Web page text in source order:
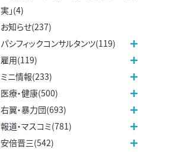
実」(4)
お知らせ(237)
パシフィックコンサルタンツ(119)
雇用(119)
ミニ情報(233)
医療・健康(500)
右翼・暴力団(693)
報道・マスコミ(781)
安倍晋三(542)